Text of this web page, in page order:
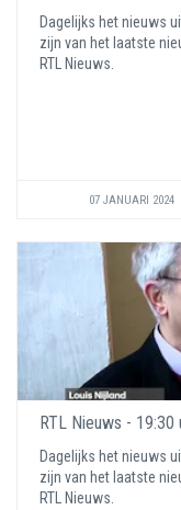
Dagelijks het nieuws
zijn van het laatste
RTL Nieuws.
07 JANUARI 2024
RTL Nieuws - 19:30
Dagelijks het nieuws
zijn van het laatste
RTL Nieuws.